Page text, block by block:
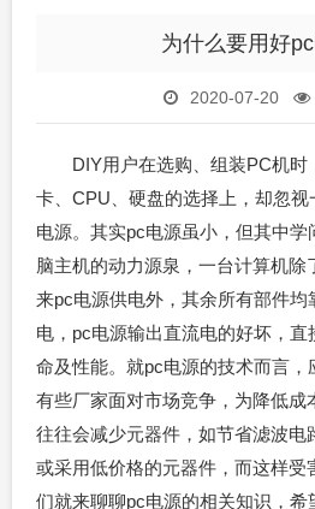
为什么要用好
2020-07-20
DIY用户在选购、组装PC机
卡、CPU、硬盘的选择上，却忽
电源。其实pc电源虽小，但其中
脑主机的动力源泉，一台计算机除
来pc电源供电外，其余所有部件
电，pc电源输出直流电的好坏，
命及性能。就pc电源的技术而言，
有些厂家面对市场竞争，为降低成
往往会减少元器件，如节省滤波电
或采用低价格的元器件，而这样受
们就来聊聊pc电源的相关知识，